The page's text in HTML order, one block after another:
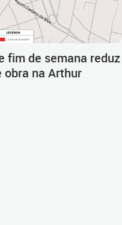
fim de semana reduz
obra na Arthur